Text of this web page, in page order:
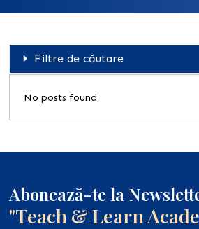
Filtre de căutare
No posts found
Abonează-te la
"Teach & Learn